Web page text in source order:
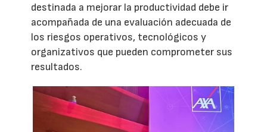
destinada a mejorar la productividad debe ir
acompañada de una evaluación adecuada de
los riesgos operativos, tecnológicos y
organizativos que pueden comprometer sus
resultados.